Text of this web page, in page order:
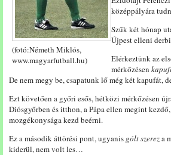
(fotó:Németh Miklós,
www.magyarfutball.hu)
középpályára
Szűk két hónap
Újpest elleni
Elérkeztünk az
mérkőzésen
De nem megy be, csapatunk lő még két kapufát,
Ezt követően a győri esős, hétközi mérkőzésen
Diósgyőrben és itthon, a Pápa ellen megint
mozgékonysága kezd beérni.
Ez a második áttörési pont, ugyanis gólt szereza
kiderül, nem volt les…